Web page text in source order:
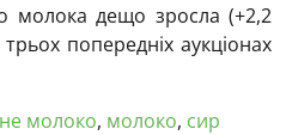
молока дещо зросла (+2,2
попередніх аукціонах
молоко, молоко, сир